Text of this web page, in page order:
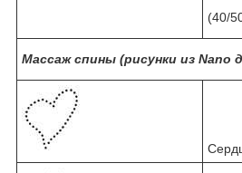
(40/
Массаж спины (рисунки из Nano